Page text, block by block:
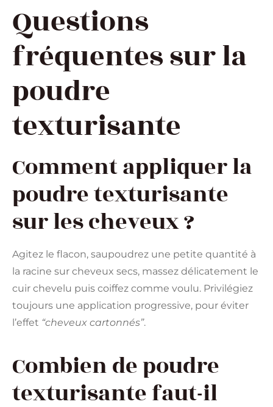
Questions
fréquentes sur la
poudre
texturisante
Comment appliquer la
poudre texturisante
sur les cheveux ?
Agitez le flacon, saupoudrez une petite quantité à
la racine sur cheveux secs, massez délicatement le
cuir chevelu puis coiffez comme voulu. Privilégiez
toujours une application progressive, pour éviter
l’effet “cheveux cartonnés”.
Combien de poudre
texturisante faut-il